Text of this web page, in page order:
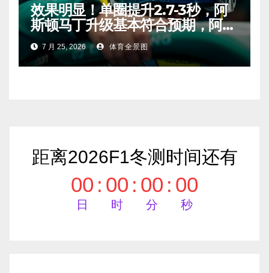
效果明显！单圈提升2.7-3秒，阿
斯顿马丁升级基本符合预期，阿隆
索有望在匈牙利进入Q2！
7 月 25, 2026 体育全景图
距离2026F1冬测时间还有
00
日
: 00
时
: 00
分
: 00
秒